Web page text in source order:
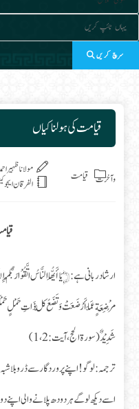
سرچ کریں
قیامت کی ہولناکیاں
Post category:
قیامت وآخرت
مولانا ظہیر
الفرقان
ارشاد ربانی ہے: ﴿يَا أَيُّهَا النَّاسُ اتَّقُوْا
مُرْضِعَةٍ عَمَّا أَرْضَعَتْ وَتَضَعُ كُلُّ ذَاتِ حَمْلٍ
شَدِیْدٌ (سورة الحج، آیت: 1،2)
ترجمہ: لوگو! اپنے پروردگار سے ڈرو
اسے دیکھ لو گے ہر دودھ پلانے والی اپنے